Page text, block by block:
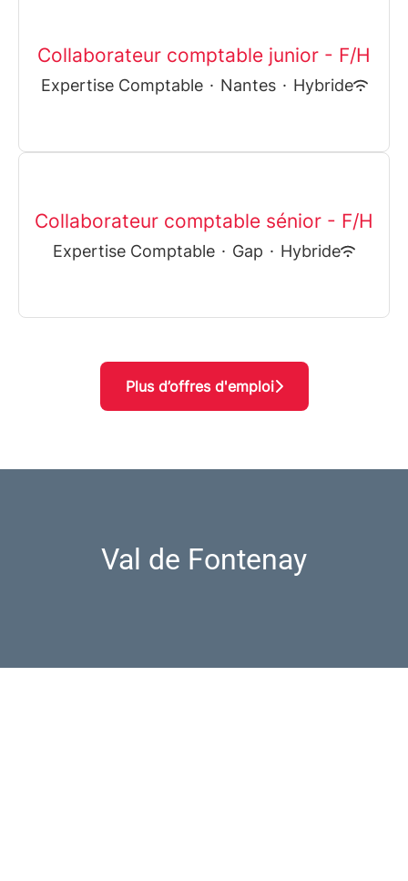
Collaborateur comptable junior - F/H
Expertise Comptable · Nantes · Hybride
Collaborateur comptable sénior - F/H
Expertise Comptable · Gap · Hybride
Plus d’offres d'emploi
Val de Fontenay